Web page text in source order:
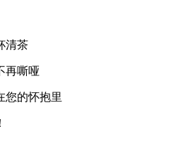
清茶
再嘶哑
您的怀抱里